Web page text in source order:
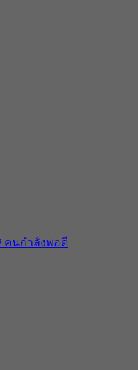
คนกำลังพอดี